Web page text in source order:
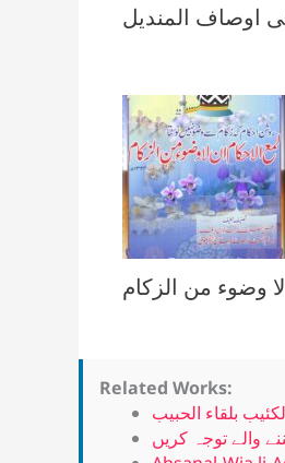
اوصاف المندیل
وضوء من الزكام
Related Works:
بلقاء الحبيب
والے توجہ کریں